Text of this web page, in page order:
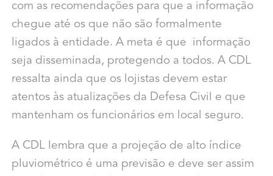
com as recomendações para que a informação
chegue até os que não são formalmente
ligados à entidade. A meta é que informação
seja disseminada, protegendo a todos. A CDL
ressalta ainda que os lojistas devem estar
atentos às atualizações da Defesa Civil e que
mantenham os funcionários em local seguro.
A CDL lembra que a projeção de alto índice
pluviométrico é uma previsão e deve ser assim